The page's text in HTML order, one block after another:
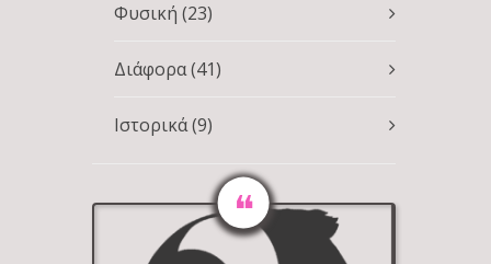
Φυσική (23)
Διάφορα(41)
Ιστορικά(9)